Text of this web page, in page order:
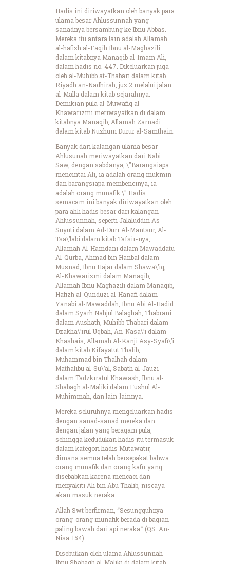
Hadis ini diriwayatkan oleh banyak para
ulama besar Ahlussunnah yang
sanadnya bersambung ke Ibnu Abbas.
Mereka itu antara lain adalah Allamah
al-hafizh al-Faqih Ibnu al-Maghazili
dalam kitabnya Manaqib al-Imam Ali,
dalam hadis no. 447. Dikeluarkan juga
oleh al-Muhibb at-Thabari dalam kitab
Riyadh an-Nadhirah, juz 2 melalui jalan
al-Malla dalam kitab sejarahnya.
Demikian pula al-Muwafiq al-
Khawarizmi meriwayatkan di dalam
kitabnya Manaqib, Allamah Zarnadi
dalam kitab Nuzhum Durur al-Samthain.
Banyak dari kalangan ulama besar
Ahlusunah meriwayatkan dari Nabi
Saw, dengan sabdanya, \"Barangsiapa
mencintai Ali, ia adalah orang mukmin
dan barangsiapa membencinya, ia
adalah orang munafik.\" Hadis
semacam ini banyak diriwayatkan oleh
para ahli hadis besar dari kalangan
Ahlussunnah, seperti Jalaluddin As-
Suyuti dalam Ad-Durr Al-Mantsur, Al-
Tsa\’labi dalam kitab Tafsir-nya,
Allamah Al-Hamdani dalam Mawaddatu
Al-Qurba, Ahmad bin Hanbal dalam
Musnad, Ibnu Hajar dalam Shawa\’iq,
Al-Khawarizmi dalam Manaqib,
Allamah Ibnu Maghazili dalam Manaqib,
Hafizh al-Qunduzi al-Hanafi dalam
Yanabi al-Mawaddah, Ibnu Abi Al-Hadid
dalam Syarh Nahjul Balaghah, Thabrani
dalam Aushath, Muhibb Thabari dalam
Dzakha\’irul Uqbah, An-Nasa\’i dalam
Khashais, Allamah Al-Kanji Asy-Syafi\’i
dalam kitab Kifayatut Thalib,
Muhammad bin Thalhah dalam
Mathalibu al-Su\’al, Sabath al-Jauzi
dalam Tadzkiratul Khawash, Ibnu al-
Shabagh al-Maliki dalam Fushul Al-
Muhimmah, dan lain-lainnya.
Mereka seluruhnya mengeluarkan hadis
dengan sanad-sanad mereka dan
dengan jalan yang beragam pula,
sehingga kedudukan hadis itu termasuk
dalam kategori hadis Mutawatir,
dimana semua telah bersepakat bahwa
orang munafik dan orang kafir yang
disebabkan karena mencaci dan
menyakiti Ali bin Abu Thalib, niscaya
akan masuk neraka.
Allah Swt berfirman, “Sesungguhnya
orang-orang munafik berada di bagian
paling bawah dari api neraka.” (QS. An-
Nisa: 154)
Disebutkan oleh ulama Ahlussunnah
Ibnu Shabagh al-Maliki di dalam kitab